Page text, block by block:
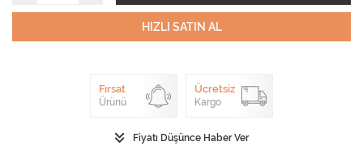
HIZLI SATIN AL
Fırsat
Ürünü
Ücretsiz
Kargo
Fiyatı Düşünce Haber Ver